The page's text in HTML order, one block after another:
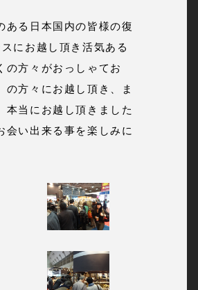
る日本国内の皆様の復
にお越し頂き活気ある
の方々がおっしゃてお
の方々にお越し頂き、ま
本当にお越し頂きました
会い出来る事を楽しみに